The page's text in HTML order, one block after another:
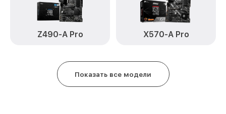
Z490-A Pro X570-A Pro
Показать все модели